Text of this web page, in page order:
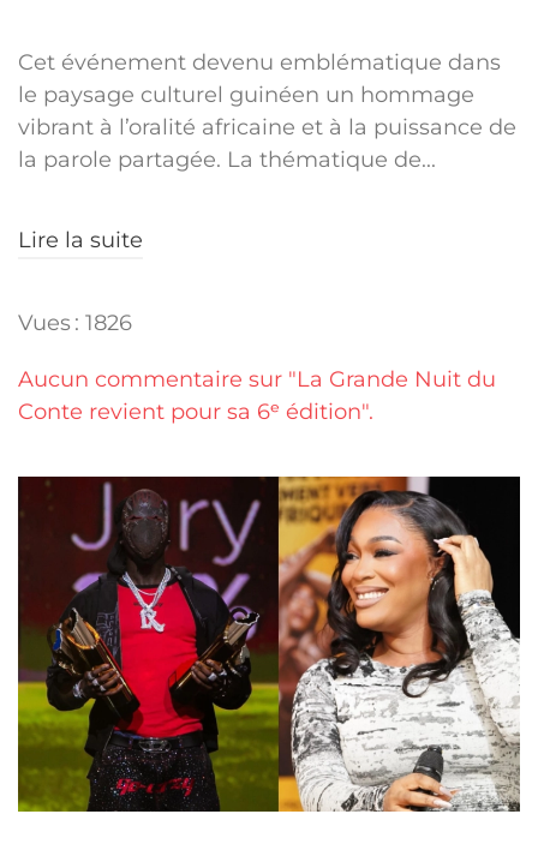
Cet événement devenu emblématique dans
le paysage culturel guinéen un hommage
vibrant à l’oralité africaine et à la puissance de
la parole partagée. La thématique de...
Lire la suite
Vues : 1826
Aucun commentaire sur "La Grande Nuit du
Conte revient pour sa 6ᵉ édition".